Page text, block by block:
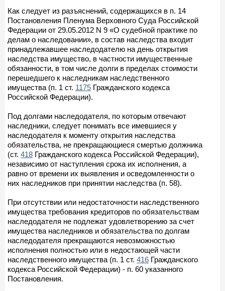
Как следует из разъяснений, содержащихся в п. 14
Постановления Пленума Верховного Суда Российской
Федерации от 29.05.2012 N 9 «О судебной практике по
делам о наследовании», в состав наследства входит
принадлежавшее наследодателю на день открытия
наследства имущество, в частности имущественные
обязанности, в том числе долги в пределах стоимости
перешедшего к наследникам наследственного
имущества (п. 1 ст. 1175 Гражданского кодекса
Российской Федерации).
Под долгами наследодателя, по которым отвечают
наследники, следует понимать все имевшиеся у
наследодателя к моменту открытия наследства
обязательства, не прекращающиеся смертью должника
(ст. 418 Гражданского кодекса Российской Федерации),
независимо от наступления срока их исполнения, а
равно от времени их выявления и осведомленности о
них наследников при принятии наследства (п. 58).
При отсутствии или недостаточности наследственного
имущества требования кредиторов по обязательствам
наследодателя не подлежат удовлетворению за счет
имущества наследников и обязательства по долгам
наследодателя прекращаются невозможностью
исполнения полностью или в недостающей части
наследственного имущества (п. 1 ст. 416 Гражданского
кодекса Российской Федерации) - п. 60 указанного
Постановления.